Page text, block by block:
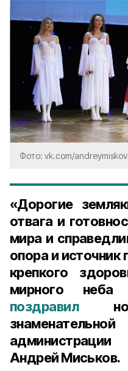
Фото: vk.com/
«Дорогие
отвага и
мира и
опора и
крепкого
мирного
поздравил
Андрей Миськов.